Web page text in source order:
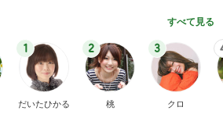
すべて見る
1
だいたひかる
2
桃
3
クロ